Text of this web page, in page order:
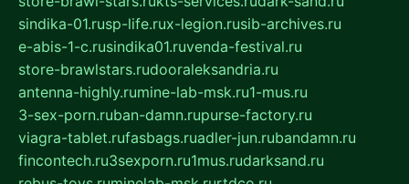
sindika-01.rusp-life.rux-legion.rusib-archives.ru
e-abis-1-c.rusindika01.ruvenda-festival.ru
store-brawlstars.rudooraleksandria.ru
antenna-highly.rumine-lab-msk.ru1-mus.ru
3-sex-porn.ruban-damn.rupurse-factory.ru
viagra-tablet.rufasbags.ruadler-jun.rubandamn.ru
fincontech.ru3sexporn.ru1mus.rudarksand.ru